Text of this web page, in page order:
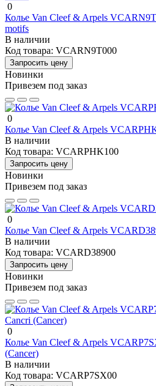
0
Колье Van Cleef & Arpels
motifs
В наличии
Код товара: VCARN9T000
Запросить цену
Новинки
Привезем под заказ
0
Колье Van Cleef & Arpels
В наличии
Код товара: VCARPHK100
Запросить цену
Новинки
Привезем под заказ
0
Колье Van Cleef & Arpels
В наличии
Код товара: VCARD38900
Запросить цену
Новинки
Привезем под заказ
0
Колье Van Cleef & Arpels
(Cancer)
В наличии
Код товара: VCARP7SX00